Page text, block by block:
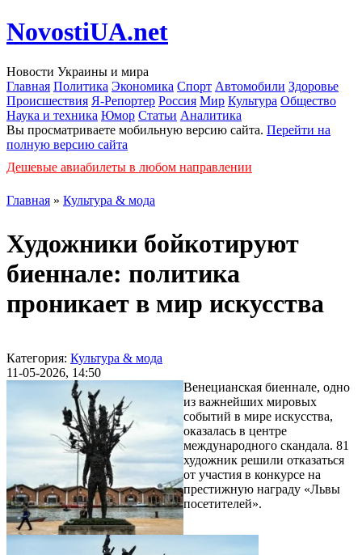
NovostiUA.net
Новости Украины и мира
Главная Политика Экономика Спорт Автомобили Здоровье
Происшествия Я-Репортер Россия Мир Культура Общество
Наука и техника Юмор Статьи Аналитика
Вы просматриваете мобильную версию сайта. Перейти на
полную версию сайта
Дешевые авиабилеты в любом направлении
Главная » Культура & мода
Художники бойкотируют
биеннале: политика
проникает в мир искусства
Категория: Культура & мода
11-05-2026, 14:50
Венецианская биеннале, одно
из важнейших мировых
событий в мире искусства,
оказалась в центре
международного скандала. 81
художник решили отказаться
от участия в конкурсе на
престижную награду «Львы
посетителей».